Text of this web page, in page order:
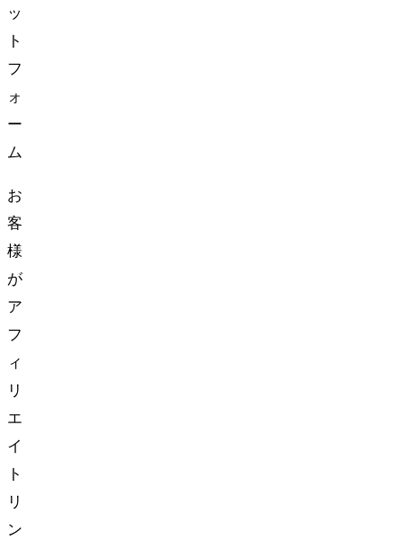
ッ
ト
フ
ォ
ー
ム
お
客
様
が
ア
フ
ィ
リ
エ
イ
ト
リ
ン